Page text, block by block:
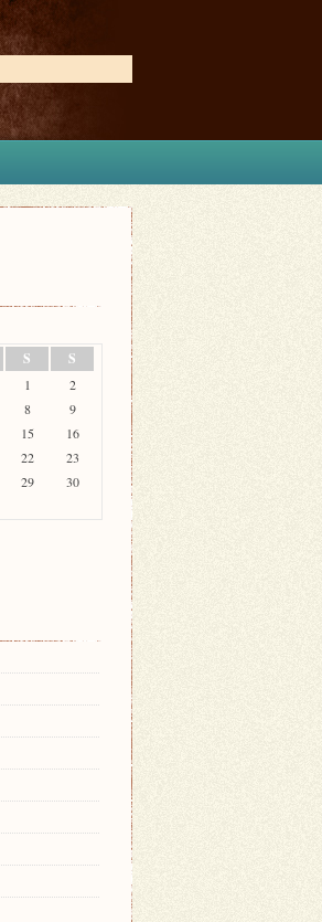
S S
1
2
8
9
15
16
22
23
29
30